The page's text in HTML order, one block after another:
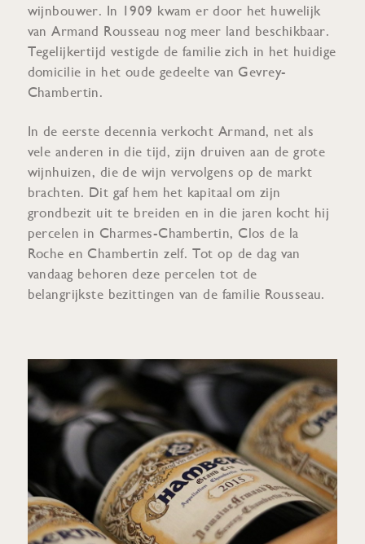
wijnbouwer. In 1909 kwam er door het huwelijk
van Armand Rousseau nog meer land beschikbaar.
Tegelijkertijd vestigde de familie zich in het huidige
domicilie in het oude gedeelte van Gevrey-
Chambertin.
In de eerste decennia verkocht Armand, net als
vele anderen in die tijd, zijn druiven aan de grote
wijnhuizen, die de wijn vervolgens op de markt
brachten. Dit gaf hem het kapitaal om zijn
grondbezit uit te breiden en in die jaren kocht hij
percelen in Charmes-Chambertin, Clos de la
Roche en Chambertin zelf. Tot op de dag van
vandaag behoren deze percelen tot de
belangrijkste bezittingen van de familie Rousseau.